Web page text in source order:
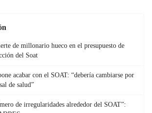
de millonario hueco en el presupuesto de
del Soat
acabar con el SOAT: “debería cambiarse por
de salud”
de irregularidades alrededor del SOAT”: